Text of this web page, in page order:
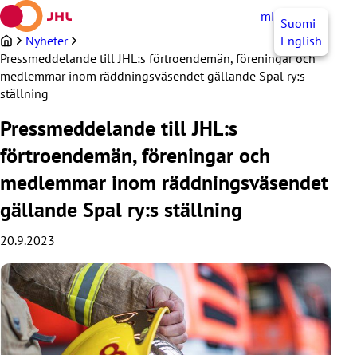
Hoppa
till
innehållet
mittJHL SV
Suomi
English
Nyheter
Pressmeddelande till JHL:s förtroendemän, föreningar och
medlemmar inom räddningsväsendet gällande Spal ry:s
ställning
Pressmeddelande till JHL:s
förtroendemän, föreningar och
medlemmar inom räddningsväsendet
gällande Spal ry:s ställning
20.9.2023